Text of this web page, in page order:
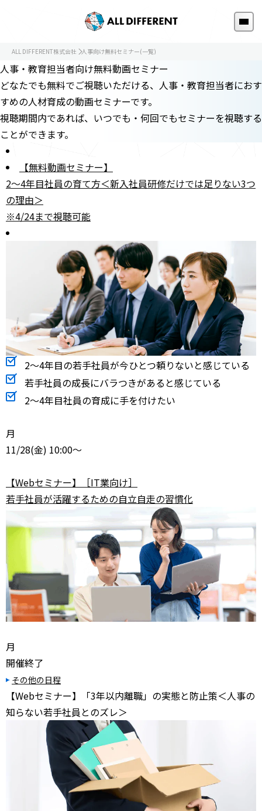
ALL DIFFERENT株式会社 人事向け無料セミナー(一覧)
人事・教育担当者向け無料動画セミナー
どなたでも無料でご視聴いただける、人事・教育担当者におす
すめの人材育成の動画セミナーです。
視聴期間内であれば、いつでも・何回でもセミナーを視聴する
ことができます。
【無料動画セミナー】
2～4年目社員の育て方＜新入社員研修だけでは足りない3つ
の理由＞
※4/24まで視聴可能
2～4年目の若手社員が今ひとつ頼りないと感じている
若手社員の成長にバラつきがあると感じている
2～4年目社員の育成に手を付けたい
月
11/28(金) 10:00～
【Webセミナー】［IT業向け］
若手社員が活躍するための自立自走の習慣化
月
開催終了
その他の日程
【Webセミナー】「3年以内離職」の実態と防止策＜人事の
知らない若手社員とのズレ＞